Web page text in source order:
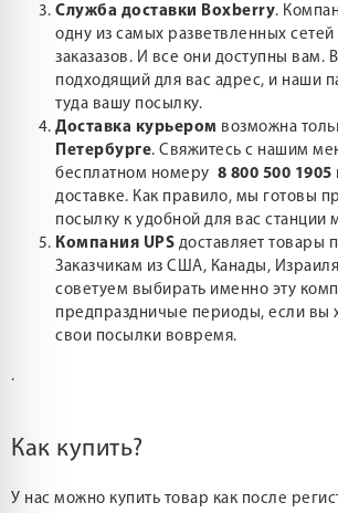
Служба доставки Boxberry.
одну из самых разветвленных
заказазов. И все они доступны вам.
подходящий для вас адрес, и наши
туда вашу посылку.
Доставка курьером возможна
Петербурге. Свяжитесь с нашим
бесплатном номеру 8 800 500 1905
доставке. Как правило, мы готовы
посылку к удобной для вас станции
Компания UPS доставляет товары
Заказчикам из США, Канады,
советуем выбирать именно эту
предпраздничые периоды, если вы
свои посылки вовремя.
.
Как купить?
У нас можно купить товар как после